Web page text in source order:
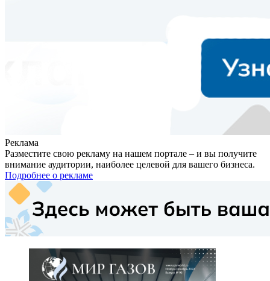
Реклама
Разместите свою рекламу на нашем портале – и вы получите
внимание аудитории, наиболее целевой для вашего бизнеса.
Подробнее о рекламе